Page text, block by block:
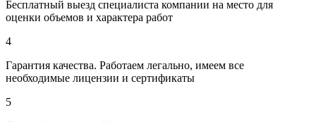
Бесплатный выезд специалиста компании на место для
оценки объемов и характера работ
4
Гарантия качества. Работаем легально, имеем все
необходимые лицензии и сертификаты
5